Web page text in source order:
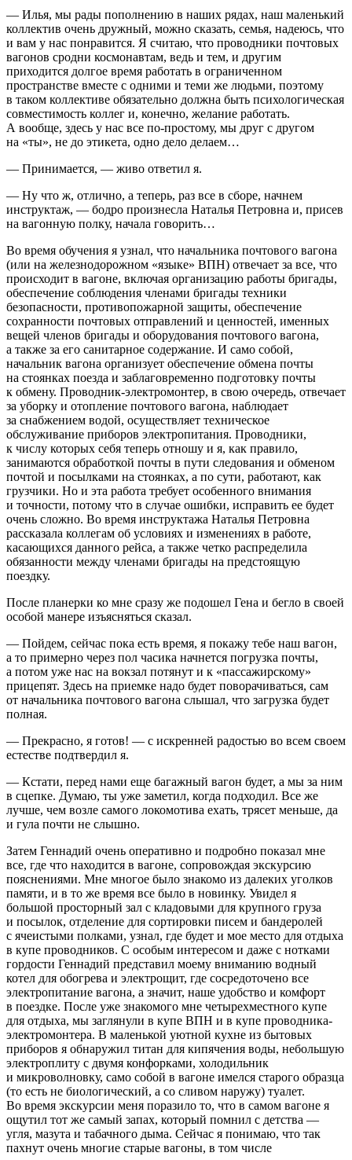
— Илья, мы рады пополнению в наших рядах, наш маленький
коллектив очень дружный, можно сказать, семья, надеюсь, что
и вам у нас понравится. Я считаю, что проводники почтовых
вагонов сродни космонавтам, ведь и тем, и другим
приходится долгое время работать в ограниченном
пространстве вместе с одними и теми же людьми, поэтому
в таком коллективе обязательно должна быть психологическая
совместимость коллег и, конечно, желание работать.
А вообще, здесь у нас все по-простому, мы друг с другом
на «ты», не до этикета, одно дело делаем…
— Принимается, — живо ответил я.
— Ну что ж, отлично, а теперь, раз все в сборе, начнем
инструктаж, — бодро произнесла Наталья Петровна и, присев
на вагонную полку, начала говорить…
Во время обучения я узнал, что начальника почтового вагона
(или на железнодорожном «языке» ВПН) отвечает за все, что
происходит в вагоне, включая организацию работы бригады,
обеспечение соблюдения членами бригады техники
безопасности, противопожарной защиты, обеспечение
сохранности почтовых отправлений и ценностей, именных
вещей членов бригады и оборудования почтового вагона,
а также за его санитарное содержание. И само собой,
начальник вагона организует обеспечение обмена почты
на стоянках поезда и заблаговременно подготовку почты
к обмену. Проводник-электромонтер, в свою очередь, отвечает
за уборку и отопление почтового вагона, наблюдает
за снабжением водой, осуществляет техническое
обслуживание приборов электропитания. Проводники,
к числу которых себя теперь отношу и я, как правило,
занимаются обработкой почты в пути следования и обменом
почтой и посылками на стоянках, а по сути, работают, как
грузчики. Но и эта работа требует особенного внимания
и точности, потому что в случае ошибки, исправить ее будет
очень сложно. Во время инструктажа Наталья Петровна
рассказала коллегам об условиях и изменениях в работе,
касающихся данного рейса, а также четко распределила
обязанности между членами бригады на предстоящую
поездку.
После планерки ко мне сразу же подошел Гена и бегло в своей
особой манере изъясняться сказал.
— Пойдем, сейчас пока есть время, я покажу тебе наш вагон,
а то примерно через пол часика начнется погрузка почты,
а потом уже нас на вокзал потянут и к «пассажирскому»
прицепят. Здесь на приемке надо будет поворачиваться, сам
от начальника почтового вагона слышал, что загрузка будет
полная.
— Прекрасно, я готов! — с искренней радостью во всем своем
естестве подтвердил я.
— Кстати, перед нами еще багажный вагон будет, а мы за ним
в сцепке. Думаю, ты уже заметил, когда подходил. Все же
лучше, чем возле самого локомотива ехать, трясет меньше, да
и гула почти не слышно.
Затем Геннадий очень оперативно и подробно показал мне
все, где что находится в вагоне, сопровождая экскурсию
пояснениями. Мне многое было знакомо из далеких уголков
памяти, и в то же время все было в новинку. Увидел я
большой просторный зал с кладовыми для крупного груза
и посылок, отделение для сортировки писем и бандеролей
с ячеистыми полками, узнал, где будет и мое место для отдыха
в купе проводников. С особым интересом и даже с нотками
гордости Геннадий представил моему вниманию водный
котел для обогрева и электрощит, где сосредоточено все
электропитание вагона, а значит, наше удобство и комфорт
в поездке. После уже знакомого мне четырехместного купе
для отдыха, мы заглянули в купе ВПН и в купе проводника-
электромонтера. В маленькой уютной кухне из бытовых
приборов я обнаружил титан для кипячения воды, небольшую
электроплиту с двумя конфорками, холодильник
и микроволновку, само собой в вагоне имелся старого образца
(то есть не биологический, а со сливом наружу) туалет.
Во время экскурсии меня поразило то, что в самом вагоне я
ощутил тот же самый запах, который помнил с детства —
угля, мазута и табачного дыма. Сейчас я понимаю, что так
пахнут очень многие старые вагоны, в том числе